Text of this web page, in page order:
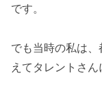
です。
でも当時の私は
えてタレントさ